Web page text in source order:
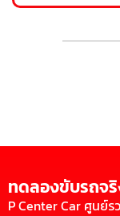
ทดลองขับรถจ
P Center Car ศูนย์